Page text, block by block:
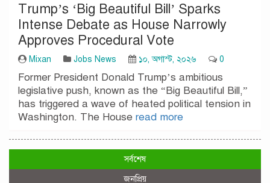
Trump’s ‘Big Beautiful Bill’ Sparks
Intense Debate as House Narrowly
Approves Procedural Vote
Mixan Jobs News ১০, অগাস্ট, ২০২৬ 0
Former President Donald Trump’s ambitious
legislative push, known as the “Big Beautiful Bill,”
has triggered a wave of heated political tension in
Washington. The House read more
সর্বশেষ
জনপ্রিয়